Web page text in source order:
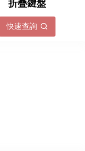
折疊鍵盤
快速查詢